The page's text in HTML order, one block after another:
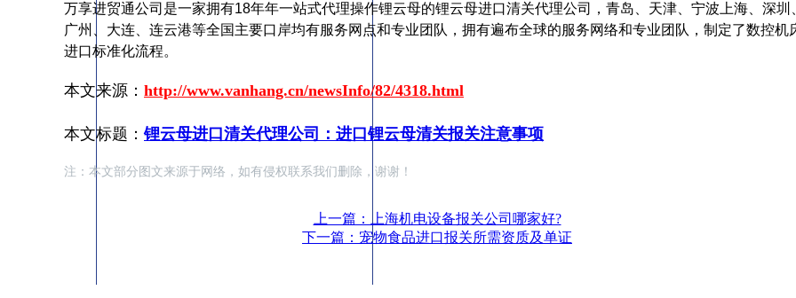
万享进贸通公司是一家拥有18年年一站式代理操作锂云母的锂云母进口清关代理公司，青岛、天津、宁波上海、深圳
广州、大连、连云港等全国主要口岸均有服务网点和专业团队，拥有遍布全球的服务网络和专业团队，制定了数控机
进口标准化流程。
本文来源： http://www.vanhang.cn/newsInfo/82/4318.html
本文标题：锂云母进口清关代理公司：进口锂云母清关报关注意事项
注：本文部分图文来源于网络，如有侵权联系我们删除，谢谢！
上一篇：上海机电设备报关公司哪家好?
下一篇：宠物食品进口报关所需资质及单证